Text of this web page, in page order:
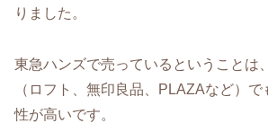
りました。
東急ハンズで売っているということは
（ロフト、無印良品、PLAZAなど）
性が高いです。